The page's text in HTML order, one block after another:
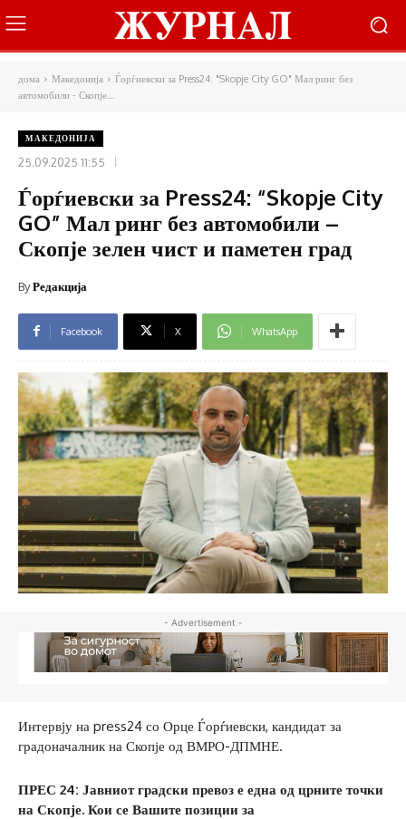
дома Македонија
Ѓорѓиевски за Press24: "Skopje City GO" Мал ринг без
автомобили - Скопје...
МАКЕДОНИЈА
25.09.2025 11:55
Ѓорѓиевски за Press24: “Skopje City
GO” Мал ринг без автомобили –
Скопје зелен чист и паметен град
ByРедакција
Facebook X WhatsApp
- Advertisement -
Интервју на press24 со Орце Ѓорѓиевски, кандидат за
градоначалник на Скопје од ВМРО-ДПМНЕ.
ПРЕС 24: Јавниот градски превоз е една од црните точки
на Скопје. Кои се Вашите позиции за